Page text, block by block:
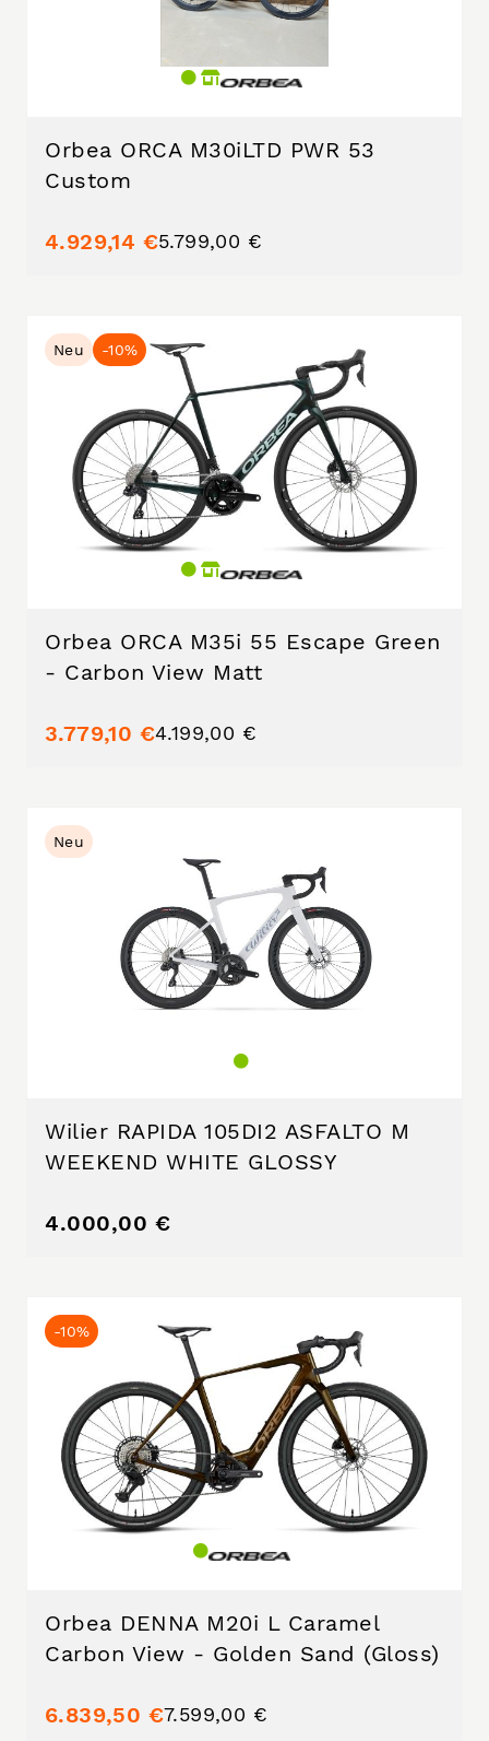
Orbea ORCA M30iLTD PWR 53
Custom
4.929,14 €5.799,00 €
Neu -10%
Orbea ORCA M35i 55 Escape Green
- Carbon View Matt
3.779,10 €4.199,00 €
Neu
Wilier RAPIDA 105DI2 ASFALTO M
WEEKEND WHITE GLOSSY
4.000,00 €
-10%
Orbea DENNA M20i L Caramel
Carbon View - Golden Sand (Gloss)
6.839,50 €7.599,00 €